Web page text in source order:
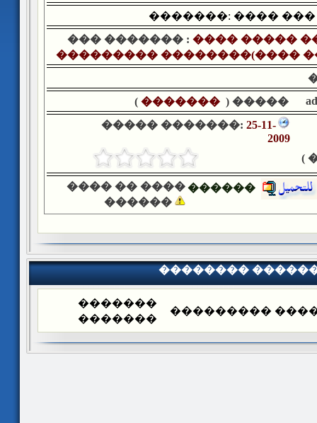
�������: ����
��� ������� : ���� �����
��������� ��������(����
����� (
�������
)
����� �������: 25-11-
2009
���� �� ����
������
������
��������
��������
�������
�������